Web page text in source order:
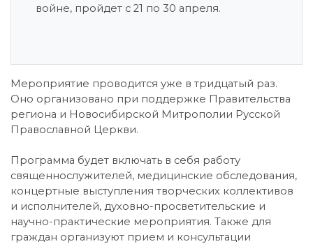
войне, пройдет с 21 по 30 апреля.
Мероприятие проводится уже в тридцатый раз.
Оно организовано при поддержке Правительства
региона и Новосибирской Митрополии Русской
Православной Церкви.
Программа будет включать в себя работу
священнослужителей, медицинские обследования,
концертные выступления творческих коллективов
и исполнителей, духовно-просветительские и
научно-практические мероприятия. Также для
граждан организуют прием и консультации